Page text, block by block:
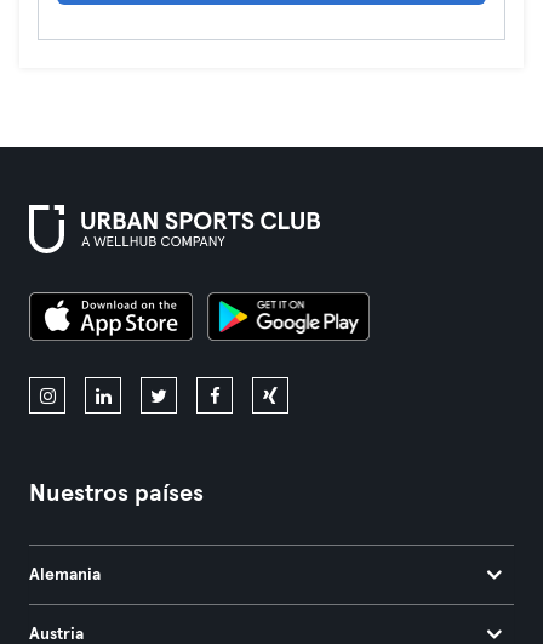
Nuestros países
Alemania
Austria